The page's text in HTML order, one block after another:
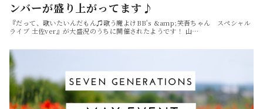
ンバーが盛り上がってます♪
『だって、歌いたいんだもん♫歌う魔よけBB's &amp;笑吾ちゃん スペシャル
ライブ 土佐ver』が大盛況のうちに開催されたようです！ 山…